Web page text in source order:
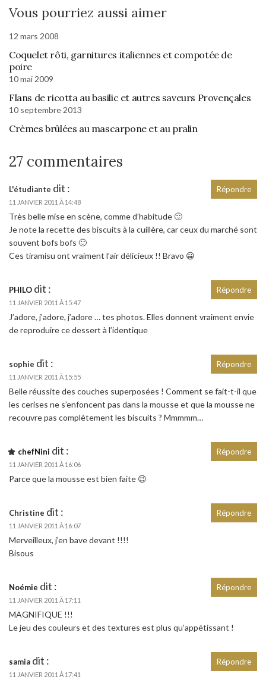
Vous pourriez aussi aimer
12 mars 2008
Coquelet rôti, garnitures italiennes et compotée de
poire
10 mai 2009
Flans de ricotta au basilic et autres saveurs Provençales
10 septembre 2013
Crèmes brûlées au mascarpone et au pralin
27 commentaires
L'étudiante dit :
11 JANVIER 2011 À 14:48
Très belle mise en scène, comme d’habitude 🙂
Je note la recette des biscuits à la cuillère, car ceux du marché sont
souvent bofs bofs 🙂
Ces tiramisu ont vraiment l’air délicieux !! Bravo 😀
Répondre
PHILO dit :
11 JANVIER 2011 À 15:47
J’adore, j’adore, j’adore … tes photos. Elles donnent vraiment envie
de reproduire ce dessert à l’identique
Répondre
sophie dit :
11 JANVIER 2011 À 15:55
Belle réussite des couches superposées ! Comment se fait-t-il que
les cerises ne s’enfoncent pas dans la mousse et que la mousse ne
recouvre pas complètement les biscuits ? Mmmmm…
Répondre
chefNini dit :
11 JANVIER 2011 À 16:06
Parce que la mousse est bien faite 😉
Répondre
Christine dit :
11 JANVIER 2011 À 16:07
Merveilleux, j’en bave devant !!!!
Bisous
Répondre
Noémie dit :
11 JANVIER 2011 À 17:11
MAGNIFIQUE !!!
Le jeu des couleurs et des textures est plus qu’appétissant !
Répondre
samia dit :
11 JANVIER 2011 À 17:41
Répondre